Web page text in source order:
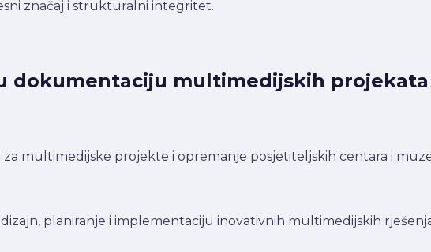
značaj i strukturalni integritet.
dokumentaciju multimedijskih projekata
multimedijske projekte i opremanje posjetiteljskih centara i
planiranje i implementaciju inovativnih multimedijskih